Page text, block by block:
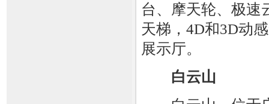
台、摩天轮、极速
天梯，4D和3D动
展示厅。
白云山